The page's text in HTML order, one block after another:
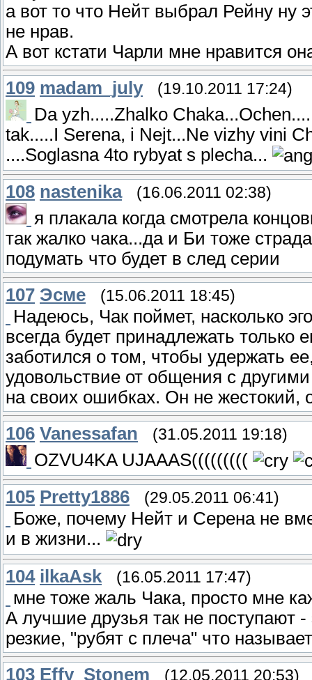
а вот то что Нейт выбрал Рейну ну
не нрав.
А вот кстати Чарли мне нравится
109 madam_july (19.10.2011 17:24)
Da yzh.....Zhalko
tak.....I Serena, i Nejt...Ne vizhy vini
....Soglasna 4to rybyat s plecha...
108 nastenika (16.06.2011 02:38)
я плакала когда смотрела
так жалко чака...да и Би тоже
подумать что будет в след серии
107 Эсме (15.06.2011 18:45)
Надеюсь, Чак поймет, насколько
всегда будет принадлежать только
заботился о том, чтобы удержать
удовольствие от общения с
на своих ошибках. Он не жестокий,
106 Vanessafan (31.05.2011 19:18)
OZVU4KA UJAAAS(((((((((
105 Pretty1886 (29.05.2011 06:41)
Боже, почему Нейт и Серена не
и в жизни...
104 ilkaAsk (16.05.2011 17:47)
мне тоже жаль Чака, просто мне
А лучшие друзья так не поступают
резкие, "рубят с плеча" что
103 Effy_Stonem (12.05.2011 20:53)